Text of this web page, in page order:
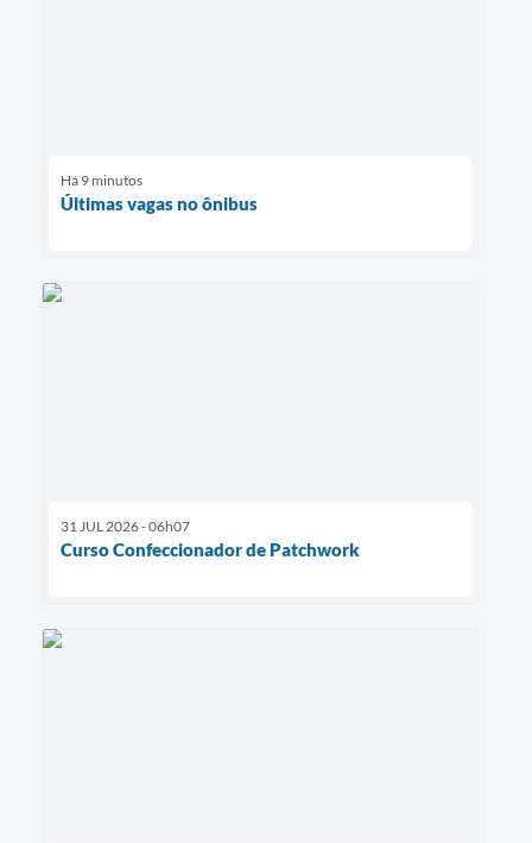
Há 9 minutos
Últimas vagas no ônibus
31 JUL 2026 - 06h07
Curso Confeccionador de Patchwork